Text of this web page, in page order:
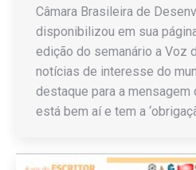
Câmara Brasileira de
disponibilizou em sua
edição do semanário a Voz
notícias de interesse do
destaque para a mensagem
está bem aí e tem a